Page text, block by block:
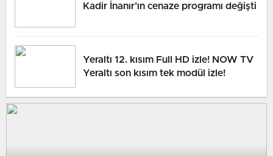
Kadir İnanır’ın cenaze programı değişti
Yeraltı 12. kısım Full HD izle! NOW TV
Yeraltı son kısım tek modül izle!